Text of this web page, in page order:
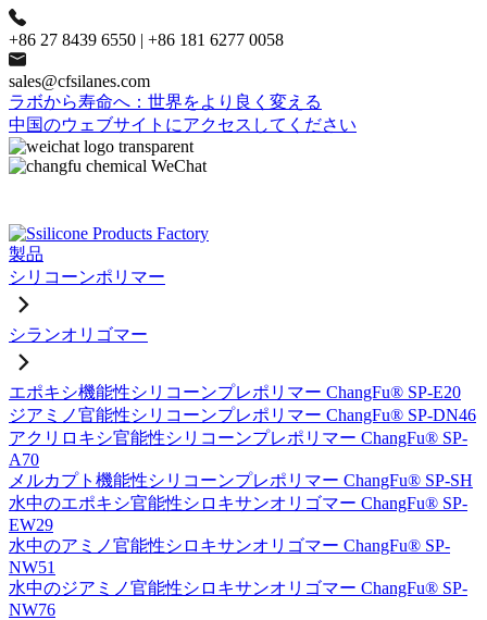
+86 27 8439 6550 | +86 181 6277 0058
sales@cfsilanes.com
ラボから寿命へ：世界をより良く変える
中国のウェブサイトにアクセスしてください
製品
シリコーンポリマー
シランオリゴマー
エポキシ機能性シリコーンプレポリマー ChangFu® SP-E20
ジアミノ官能性シリコーンプレポリマー ChangFu® SP-DN46
アクリロキシ官能性シリコーンプレポリマー ChangFu® SP-
A70
メルカプト機能性シリコーンプレポリマー ChangFu® SP-SH
水中のエポキシ官能性シロキサンオリゴマー ChangFu® SP-
EW29
水中のアミノ官能性シロキサンオリゴマー ChangFu® SP-
NW51
水中のジアミノ官能性シロキサンオリゴマー ChangFu® SP-
NW76